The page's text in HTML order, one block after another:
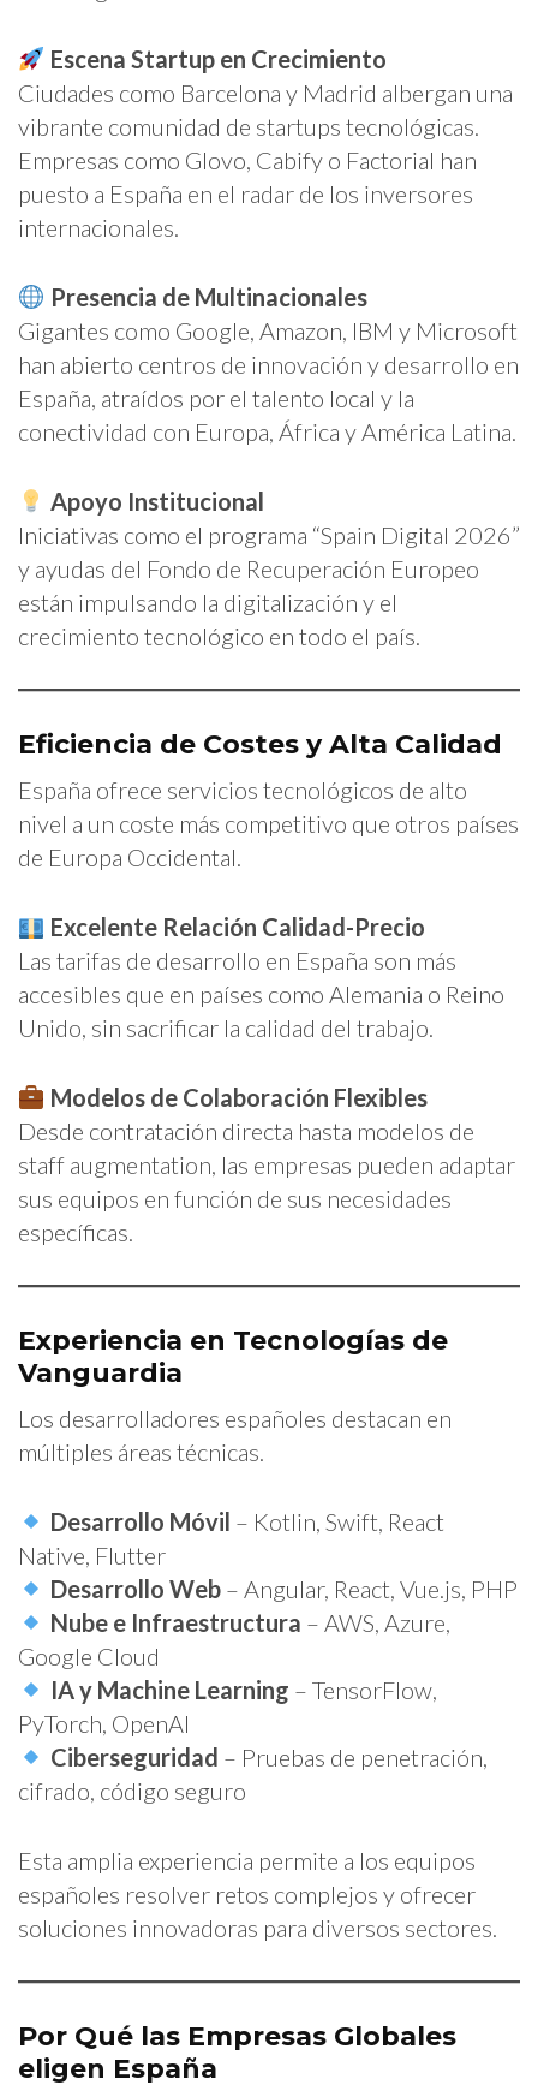
Escena Startup en Crecimiento
Ciudades como Barcelona y Madrid albergan una
vibrante comunidad de startups tecnológicas.
Empresas como Glovo, Cabify o Factorial han
puesto a España en el radar de los inversores
internacionales.
Presencia de Multinacionales
Gigantes como Google, Amazon, IBM y Microsoft
han abierto centros de innovación y desarrollo en
España, atraídos por el talento local y la
conectividad con Europa, África y América Latina.
Apoyo Institucional
Iniciativas como el programa “Spain Digital 2026”
y ayudas del Fondo de Recuperación Europeo
están impulsando la digitalización y el
crecimiento tecnológico en todo el país.
Eficiencia de Costes y Alta Calidad
España ofrece servicios tecnológicos de alto
nivel a un coste más competitivo que otros países
de Europa Occidental.
Excelente Relación Calidad-Precio
Las tarifas de desarrollo en España son más
accesibles que en países como Alemania o Reino
Unido, sin sacrificar la calidad del trabajo.
Modelos de Colaboración Flexibles
Desde contratación directa hasta modelos de
staff augmentation, las empresas pueden adaptar
sus equipos en función de sus necesidades
específicas.
Experiencia en Tecnologías de
Vanguardia
Los desarrolladores españoles destacan en
múltiples áreas técnicas.
Desarrollo Móvil – Kotlin, Swift, React
Native, Flutter
Desarrollo Web– Angular, React, Vue.js, PHP
Nube e Infraestructura – AWS, Azure,
Google Cloud
IA y Machine Learning – TensorFlow,
PyTorch, OpenAI
Ciberseguridad – Pruebas de penetración,
cifrado, código seguro
Esta amplia experiencia permite a los equipos
españoles resolver retos complejos y ofrecer
soluciones innovadoras para diversos sectores.
Por Qué las Empresas Globales
eligen España